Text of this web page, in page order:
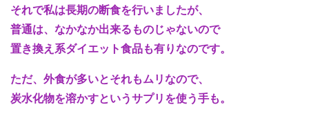
それで私は長期の断食を行いましたが、
普通は、なかなか出来るものじゃないので
置き換え系ダイエット食品も有りなのです。
ただ、外食が多いとそれもムリなので、
炭水化物を溶かすというサプリを使う手も。